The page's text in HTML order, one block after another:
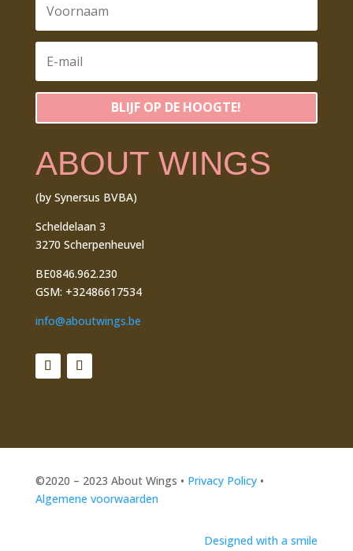
BLIJF OP DE HOOGTE!
ABOUT WINGS
(by Synersus BVBA)
Scheldelaan 3
3270 Scherpenheuvel
BE0846.962.230
GSM: +32486617534
info@aboutwings.be
©2020 – 2023 About Wings • Privacy Policy•
Algemene voorwaarden
Designed with a smile